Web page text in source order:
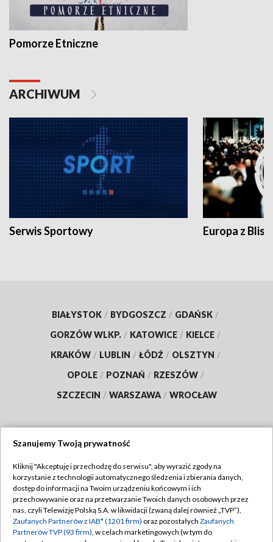
Pomorze Etniczne
ARCHIWUM
Serwis Sportowy Europa z
BIAŁYSTOK / BYDGOSZCZ / GDAŃSK /
GORZÓW WLKP. / KATOWICE / KIELCE /
KRAKÓW / LUBLIN / ŁÓDŹ / OLSZTYN /
OPOLE / POZNAŃ / RZESZÓW /
SZCZECIN / WARSZAWA / WROCŁAW
TVP
Abonament TVP
Emisja w TVP
Centrum informacji TVP
Regulamin TVP
Polityka prywatności
Szanujemy Twoją prywatność
Kliknij "Akceptuję i przechodzę do serwisu", aby wyrazić zgody na
korzystanie z technologii automatycznego śledzenia i zbierania danych,
dostęp do informacji na Twoim urządzeniu końcowym i ich
przechowywanie oraz na przetwarzanie Twoich danych osobowych przez
nas, czyli Telewizję Polską S.A. w likwidacji (zwaną dalej również „TVP”),
Zaufanych Partnerów z IAB* (1201 firm) oraz pozostałych Zaufanych
Partnerów TVP (93 firm), w celach marketingowych (w tym do